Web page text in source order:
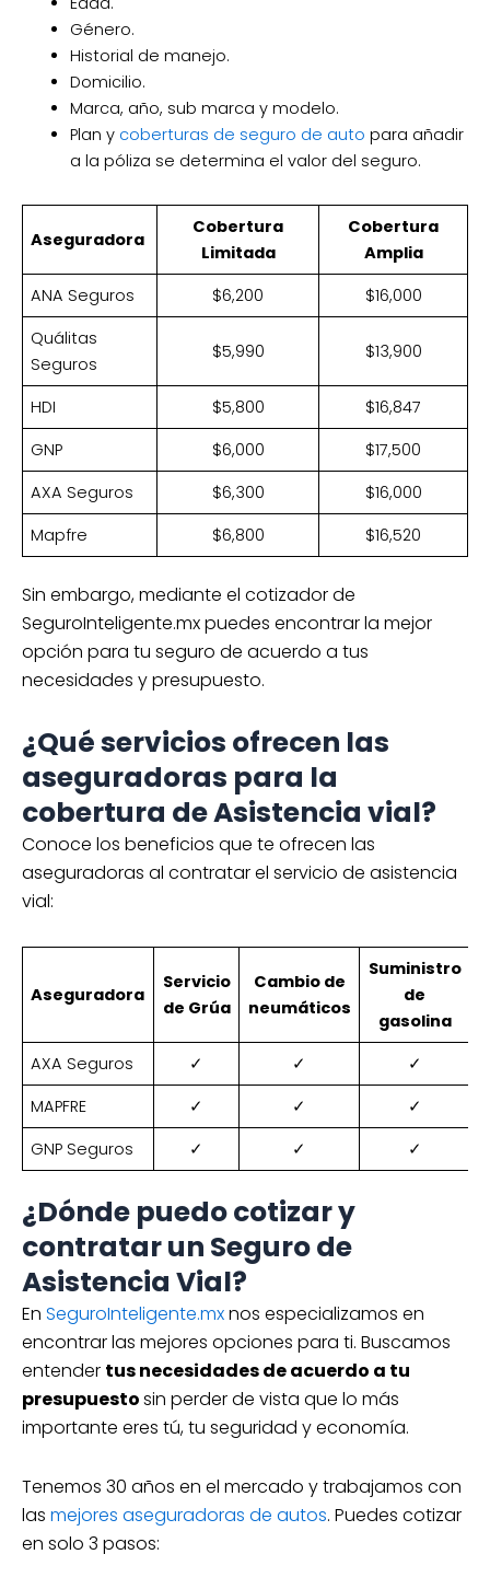
Género.
Historial de manejo.
Domicilio.
Marca, año, sub marca y modelo.
Plan y coberturas de seguro de auto para añadir
a la póliza se determina el valor del seguro.
Aseguradora
Cobertura
Limitada
Cobertura
Amplia
ANA Seguros
$6,200
$16,000
Quálitas
Seguros
$5,990 $13,900
HDI $5,800
$16,847
GNP
$6,000
$17,500
AXA Seguros
$6,300
$16,000
Mapfre
$6,800 $16,520
Sin embargo, mediante el cotizador de
SeguroInteligente.mx puedes encontrar la mejor
opción para tu seguro de acuerdo a tus
necesidades y presupuesto.
¿Qué servicios ofrecen las
aseguradoras para la
cobertura de Asistencia vial?
Conoce los beneficios que te ofrecen las
aseguradoras al contratar el servicio de asistencia
vial:
Aseguradora
Servicio
de Grúa
Cambio de
neumáticos
Suministro
de
gasolina
AXA Seguros ✓ ✓
✓
MAPFRE
✓ ✓
✓
GNP Seguros
✓ ✓ ✓
¿Dónde puedo cotizar y
contratar un Seguro de
Asistencia Vial?
En SeguroInteligente.mxnos especializamos en
encontrar las mejores opciones para ti. Buscamos
entender tus necesidades de acuerdo a tu
presupuestosin perder de vista que lo más
importante eres tú, tu seguridad y economía.
Tenemos 30 años en el mercado y trabajamos con
las mejores aseguradoras de autos. Puedes cotizar
en solo 3 pasos: